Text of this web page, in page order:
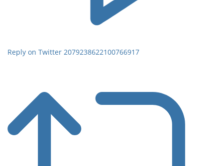
Reply on Twitter 2079238622100766917